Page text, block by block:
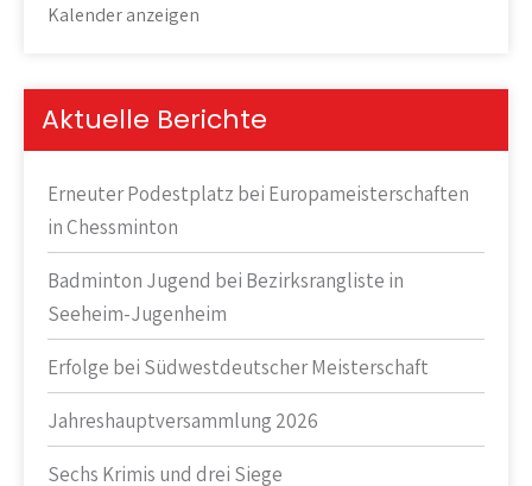
Kalender anzeigen
Aktuelle Berichte
Erneuter Podestplatz bei Europameisterschaften
in Chessminton
Badminton Jugend bei Bezirksrangliste in
Seeheim-Jugenheim
Erfolge bei Südwestdeutscher Meisterschaft
Jahreshauptversammlung 2026
Sechs Krimis und drei Siege